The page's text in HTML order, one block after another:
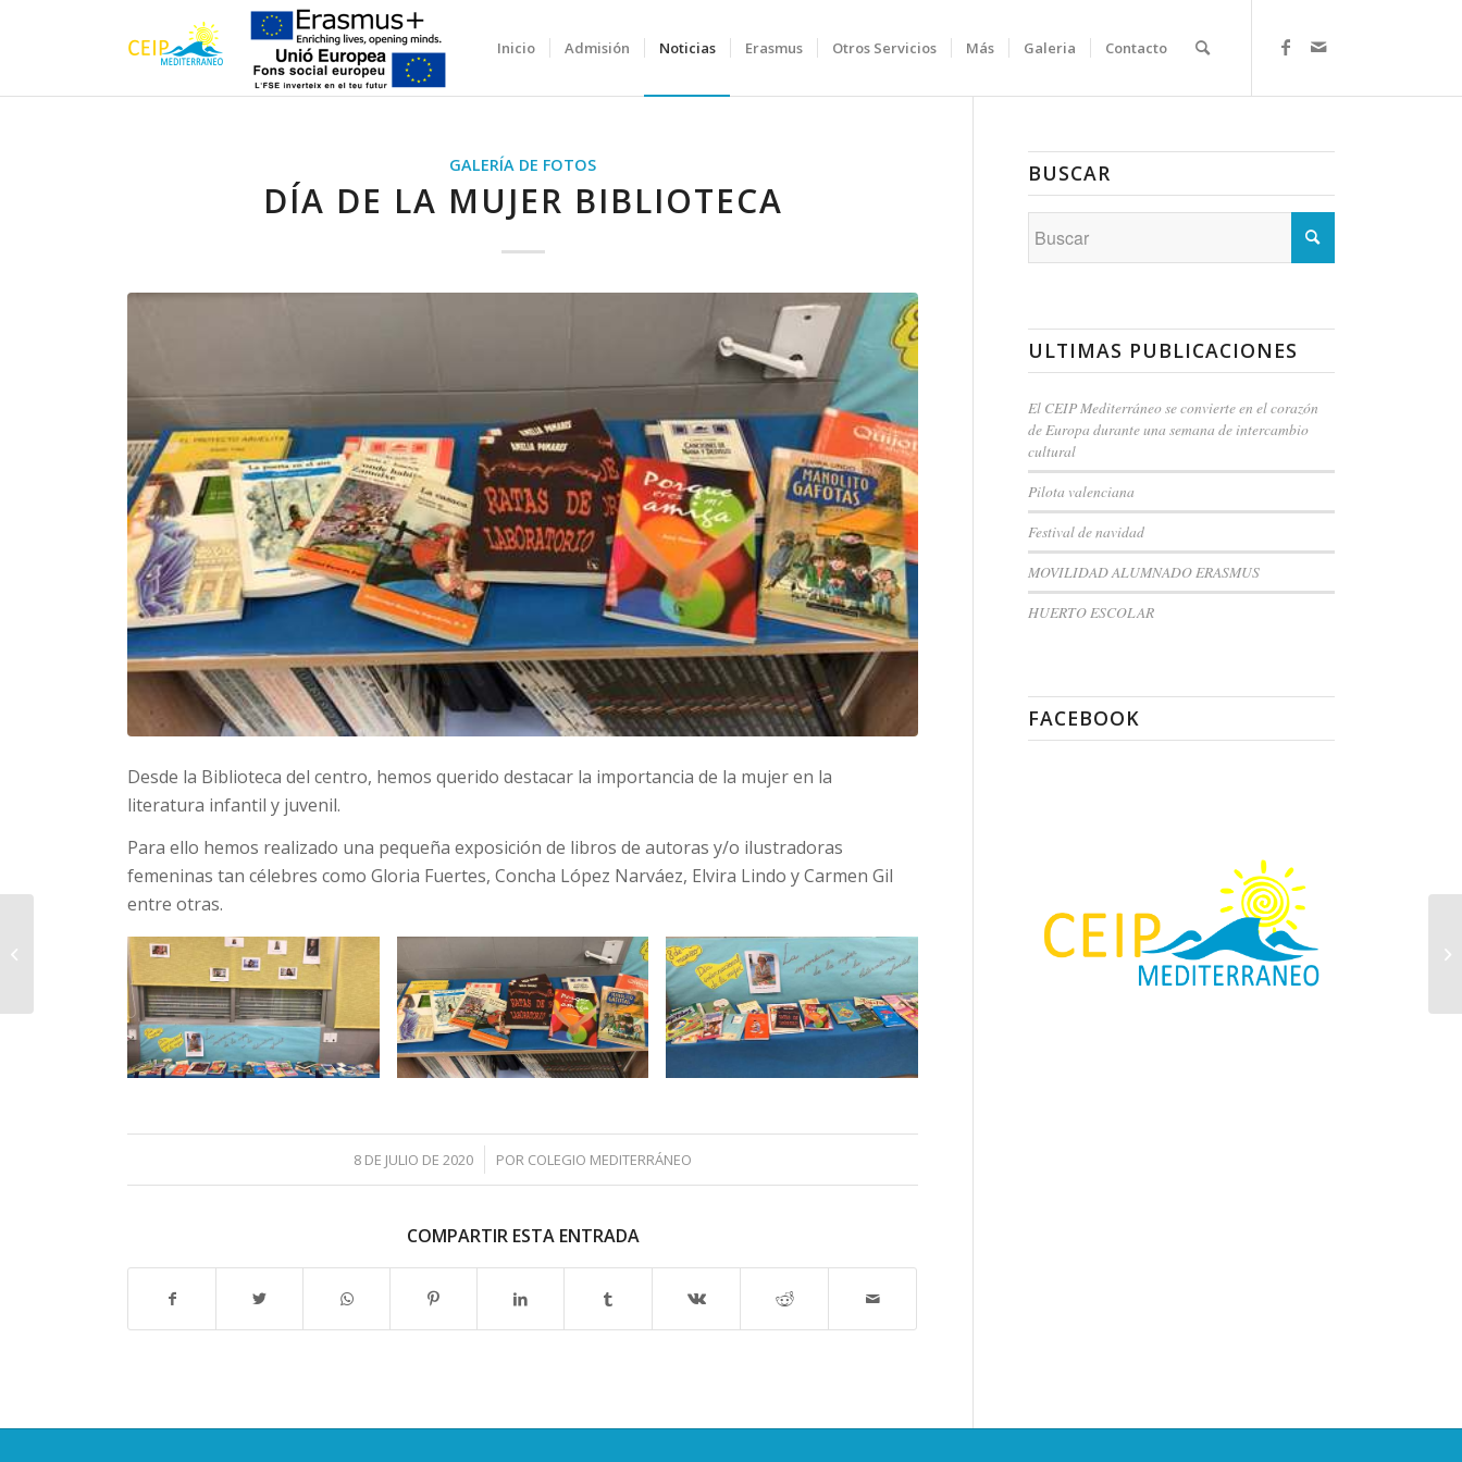
Inicio Admisión Noticias Erasmus Otros Servicios Más Galeria Contacto
GALERÍA DE FOTOS
DÍA DE LA MUJER BIBLIOTECA
Desde la Biblioteca del centro, hemos querido destacar la importancia de la mujer en la
literatura infantil y juvenil.
Para ello hemos realizado una pequeña exposición de libros de autoras y/o ilustradoras
femeninas tan célebres como Gloria Fuertes, Concha López Narváez, Elvira Lindo y Carmen Gil
entre otras.
8 DE JULIO DE 2020
/ POR COLEGIO MEDITERRÁNEO
COMPARTIR ESTA ENTRADA
BUSCAR
ULTIMAS PUBLICACIONES
El CEIP Mediterráneo se convierte en el corazón
de Europa durante una semana de intercambio
cultural
Pilota valenciana
Festival de navidad
MOVILIDAD ALUMNADO ERASMUS
HUERTO ESCOLAR
FACEBOOK
Día de la Mujer. Sexto